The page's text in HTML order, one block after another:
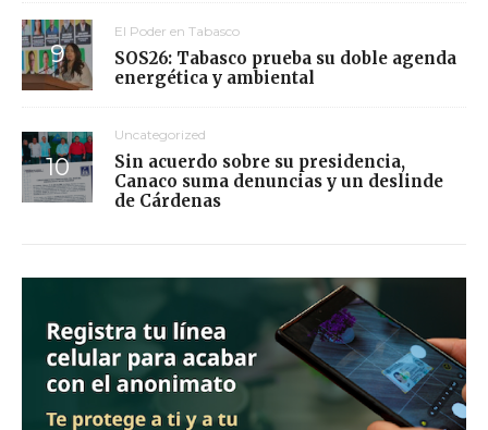
El Poder en Tabasco
SOS26: Tabasco prueba su doble agenda
energética y ambiental
Uncategorized
Sin acuerdo sobre su presidencia,
Canaco suma denuncias y un deslinde
de Cárdenas